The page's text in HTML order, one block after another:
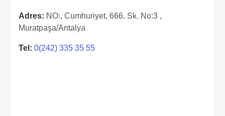
Adres: NO:, Cumhuriyet, 666. Sk. No:3 ,
Muratpaşa/Antalya
Tel: 0(242) 335 35 55